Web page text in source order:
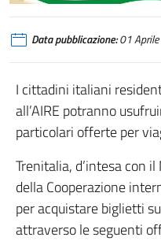
Data pubblicazione:01
I cittadini italiani
all’AIRE potranno
particolari offerte per
Trenitalia, d’intesa con
della Cooperazione
per acquistare biglietti
attraverso le seguenti